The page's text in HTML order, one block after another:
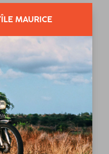
MAURICE